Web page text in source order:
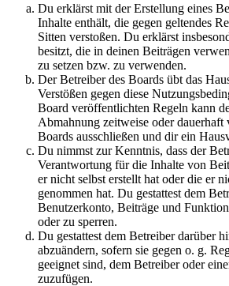
Du erklärst mit der Erstellung eines
Inhalte enthält, die gegen geltendes
Sitten verstoßen. Du erklärst
besitzt, die in deinen Beiträgen
zu setzen bzw. zu verwenden.
Der Betreiber des Boards übt das
Verstößen gegen diese
Board veröffentlichten Regeln kann
Abmahnung zeitweise oder dauerhaft
Boards ausschließen und dir ein
Du nimmst zur Kenntnis, dass der
Verantwortung für die Inhalte von
er nicht selbst erstellt hat oder die er
genommen hat. Du gestattest dem
Benutzerkonto, Beiträge und
oder zu sperren.
Du gestattest dem Betreiber darüber
abzuändern, sofern sie gegen o. g.
geeignet sind, dem Betreiber oder
zuzufügen.